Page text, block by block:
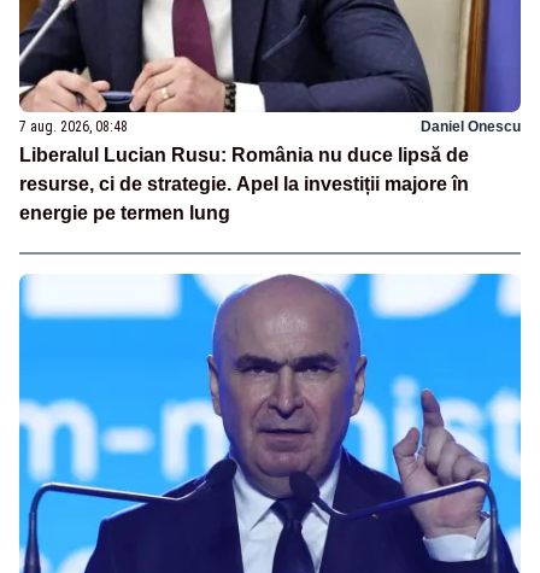
7 aug. 2026, 08:48 Daniel Onescu
Liberalul Lucian Rusu: România nu duce lipsă de
resurse, ci de strategie. Apel la investiții majore în
energie pe termen lung